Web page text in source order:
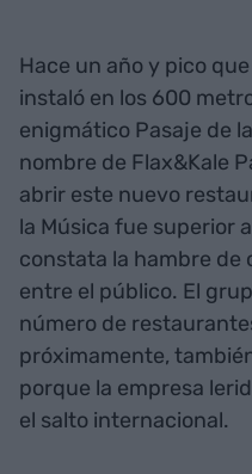
Hace un año y pico
instaló en los 600
enigmático Pasaje de
nombre de Flax&Kale
abrir este nuevo
la Música fue superior
constata la hambre de
entre el público. El
número de
próximamente,
porque la empresa
el salto internacional.